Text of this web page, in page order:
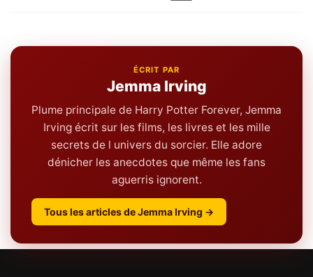
ÉCRIT PAR
Jemma Irving
Plume principale de Harry Potter Forever, Jemma
Irving écrit sur les films, les livres et les mille
secrets de l univers du sorcier. Elle adore
dénicher les anecdotes que même les fans
aguerris ignorent.
Tous les articles de Jemma Irving →